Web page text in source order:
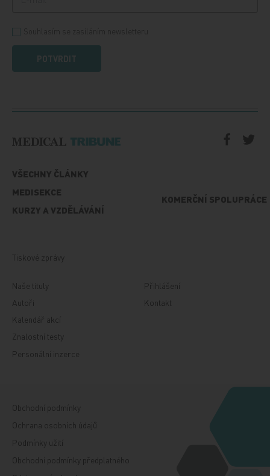
POTVRDIT
VŠECHNY ČLÁNKY
MEDISEKCE
KURZY A VZDĚLÁVÁNÍ
KOMERČNÍ SPOLUPRÁCE
Tiskové zprávy
Naše tituly
Autoři
Kalendář akcí
Znalostní testy
Personální inzerce
Přihlášení
Kontakt
Obchodní podmínky
Ochrana osobních údajů
Podmínky užití
Obchodní podmínky předplatného